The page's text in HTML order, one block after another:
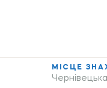
МІСЦЕ
Чернівецька